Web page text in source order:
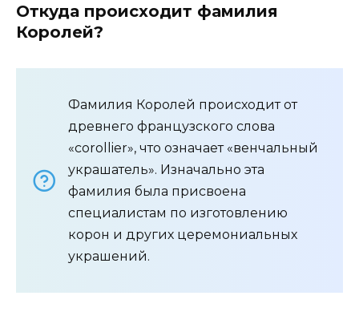
Откуда происходит фамилия
Королей?
Фамилия Королей происходит от
древнего французского слова
«corollier», что означает «венчальный
украшатель». Изначально эта
фамилия была присвоена
специалистам по изготовлению
корон и других церемониальных
украшений.